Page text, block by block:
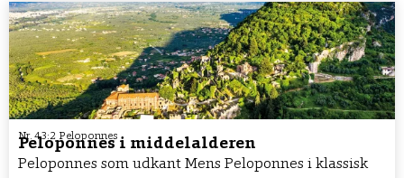
Nr. 43:2 Peloponnes
Peloponnes i middelalderen
Peloponnes som udkant Mens Peloponnes i klassisk